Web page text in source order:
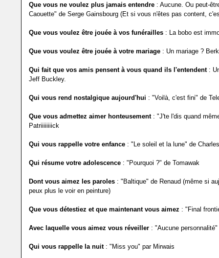
Que vous ne voulez plus jamais entendre : Aucune. Ou peut-
Caouette" de Serge Gainsbourg (Et si vous n'êtes pas content,
Que vous voulez être jouée à vos funérailles : La bobo est
Que vous voulez être jouée à votre mariage : Un mariage ?
Qui fait que vos amis pensent à vous quand ils l'entendent :
Jeff Buckley.
Qui vous rend nostalgique aujourd'hui : "Voilà, c'est fini" de
Que vous admettez aimer honteusement : "J'te l'dis quand
Patriiiiiiiick
Qui vous rappelle votre enfance : "Le soleil et la lune" de
Qui résume votre adolescence : "Pourquoi ?" de Tomawak
Dont vous aimez les paroles : "Baltique" de Renaud (même si
peux plus le voir en peinture)
Que vous détestiez et que maintenant vous aimez : "Final
Avec laquelle vous aimez vous réveiller : "Aucune personnalité"
Qui vous rappelle la nuit : "Miss you" par Mirwais